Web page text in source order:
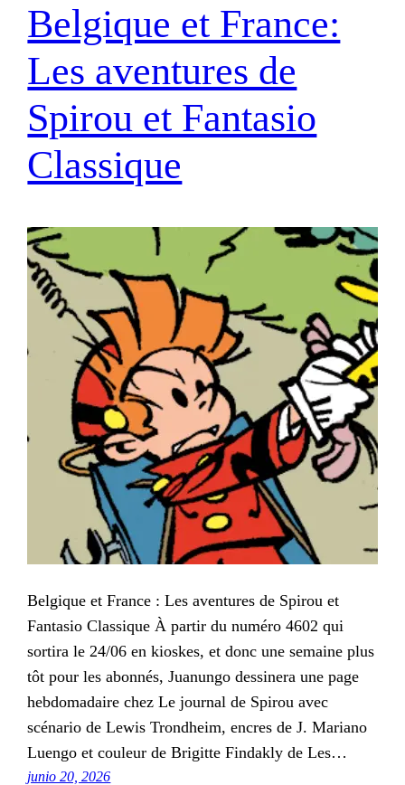
Belgique et France:
Les aventures de
Spirou et Fantasio
Classique
Belgique et France : Les aventures de Spirou et
Fantasio Classique À partir du numéro 4602 qui
sortira le 24/06 en kioskes, et donc une semaine plus
tôt pour les abonnés, Juanungo dessinera une page
hebdomadaire chez Le journal de Spirou avec
scénario de Lewis Trondheim, encres de J. Mariano
Luengo et couleur de Brigitte Findakly de Les…
junio 20, 2026